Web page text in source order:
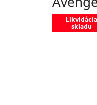
Likvidácia
skladu